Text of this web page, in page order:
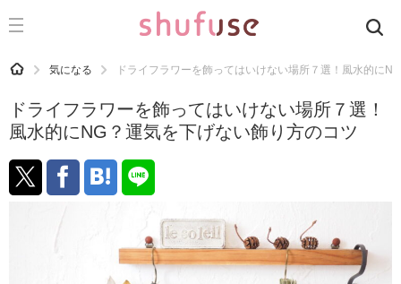
CATEGORY 記事カテゴリ
運気
洗濯
生活の知恵
HOME 気になる ドライフラワーを飾ってはいけない場所７選！風水的に
ドライフラワーを飾ってはいけない場所７選！
風水的にNG？運気を下げない飾り方のコツ